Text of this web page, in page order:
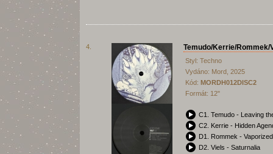
4. Temudo/Kerrie/
Styl: Techno
Vydáno: Mord, 2025
Kód: MORDH012DISC2
Formát: 12"
C1. Temudo - Leaving
C2. Kerrie - Hidden
D1. Rommek - Vaporized
D2. Viels - Saturnalia